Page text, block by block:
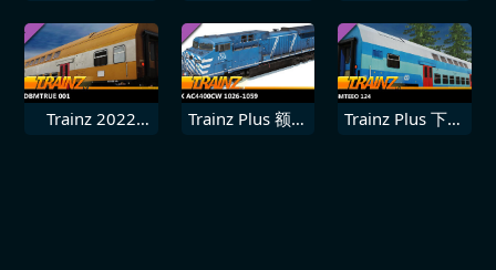
补救
AC4400CW
10261059
Shinedown 45
Trainz 2022
Trainz Plus 额外
Trainz Plus 下载